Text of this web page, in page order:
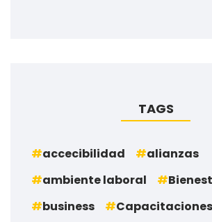
TAGS
accecibilidad
alianzas
ambiente laboral
business
Capacitaciones